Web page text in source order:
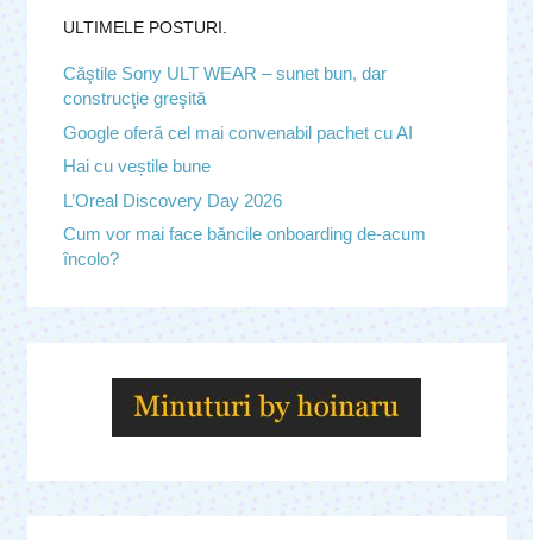
ULTIMELE POSTURI.
Căştile Sony ULT WEAR – sunet bun, dar
construcţie greşită
Google oferă cel mai convenabil pachet cu AI
Hai cu veștile bune
L’Oreal Discovery Day 2026
Cum vor mai face băncile onboarding de-acum
încolo?